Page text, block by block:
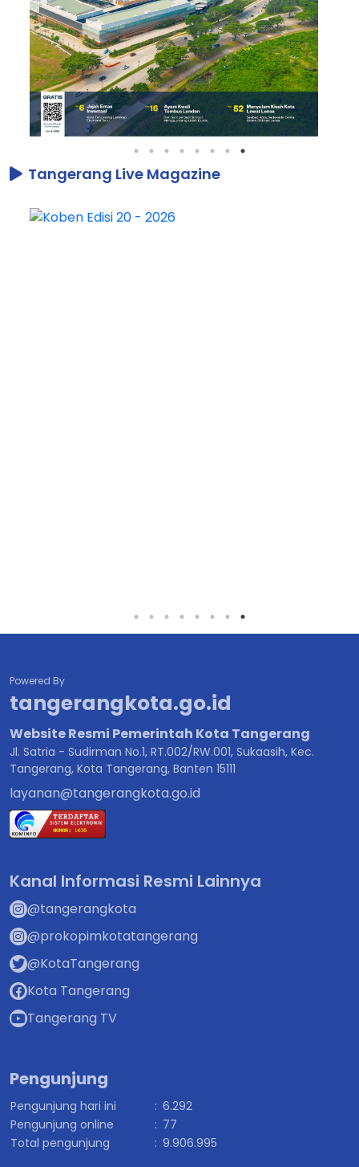
Tangerang Live Magazine
Powered By
tangerangkota.go.id
Website Resmi Pemerintah Kota Tangerang
Jl. Satria - Sudirman No.1, RT.002/RW.001, Sukaasih, Kec.
Tangerang, Kota Tangerang, Banten 15111
layanan@tangerangkota.go.id
Kanal Informasi Resmi Lainnya
@tangerangkota
@prokopimkotatangerang
@KotaTangerang
Kota Tangerang
Tangerang TV
Pengunjung
Pengunjung hari ini : 6.292
Pengunjung online
: 77
Total pengunjung
: 9.906.995